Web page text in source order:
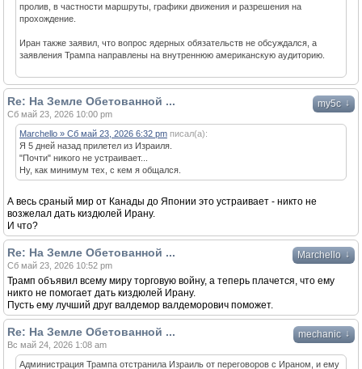
пролив, в частности маршруты, графики движения и разрешения на
прохождение.
Иран также заявил, что вопрос ядерных обязательств не обсуждался, а
заявления Трампа направлены на внутреннюю американскую аудиторию.
my5c ↓
Re: На Земле Обетованной ...
Сб май 23, 2026 10:00 pm
Marchello » Сб май 23, 2026 6:32 pm писал(а):
Я 5 дней назад прилетел из Израиля.
"Почти" никого не устраивает...
Ну, как минимум тех, с кем я общался.
А весь сраный мир от Канады до Японии это устраивает - никто не
возжелал дать киздюлей Ирану.
И что?
Marchello ↓
Re: На Земле Обетованной ...
Сб май 23, 2026 10:52 pm
Трамп объявил всему миру торговую войну, а теперь плачется, что ему
никто не помогает дать киздюлей Ирану.
Пусть ему лучший друг валдемор валдеморович поможет.
mechanic ↓
Re: На Земле Обетованной ...
Вс май 24, 2026 1:08 am
Администрация Трампа отстранила Израиль от переговоров с Ираном, и ему